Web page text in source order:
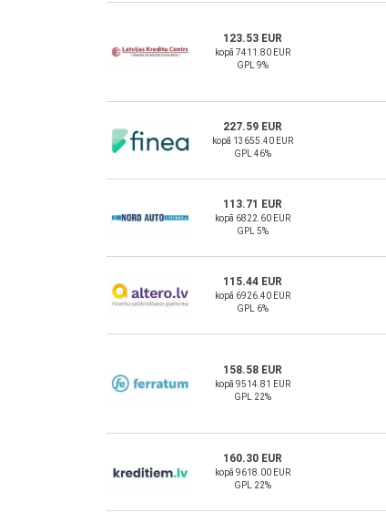
123.53 EUR
kopā 7411.80 EUR
GPL 9%
227.59 EUR
kopā 13655.40 EUR
GPL 46%
113.71 EUR
kopā 6822.60 EUR
GPL 5%
115.44 EUR
kopā 6926.40 EUR
GPL 6%
158.58 EUR
kopā 9514.81 EUR
GPL 22%
160.30 EUR
kopā 9618.00 EUR
GPL 22%